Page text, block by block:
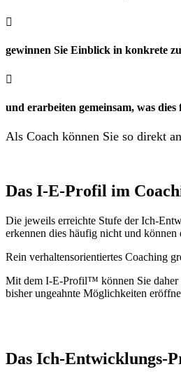

gewinnen Sie Einblick in konkrete

und erarbeiten gemeinsam, was
Als Coach können Sie so direkt
Das I-E-Profil im
Die jeweils erreichte Stufe der Ich-
erkennen dies häufig nicht und
Rein verhaltensorientiertes Coaching
Mit dem I-E-Profil™ können Sie daher
bisher ungeahnte Möglichkeiten
Das Ich-Entwicklungs-